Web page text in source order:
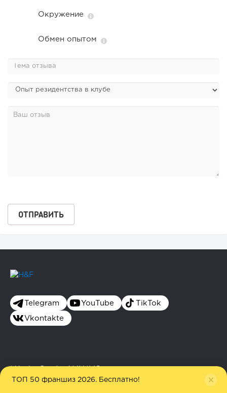
Окружение
Обмен опытом
Telegram YouTube TikTok
Vkontakte
КАТАЛОГ ФРАНШИЗ
ТОП 50 франшиз 2026. Бесплатно!